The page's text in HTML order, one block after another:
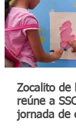
Zocalito de
reúne a
jornada de